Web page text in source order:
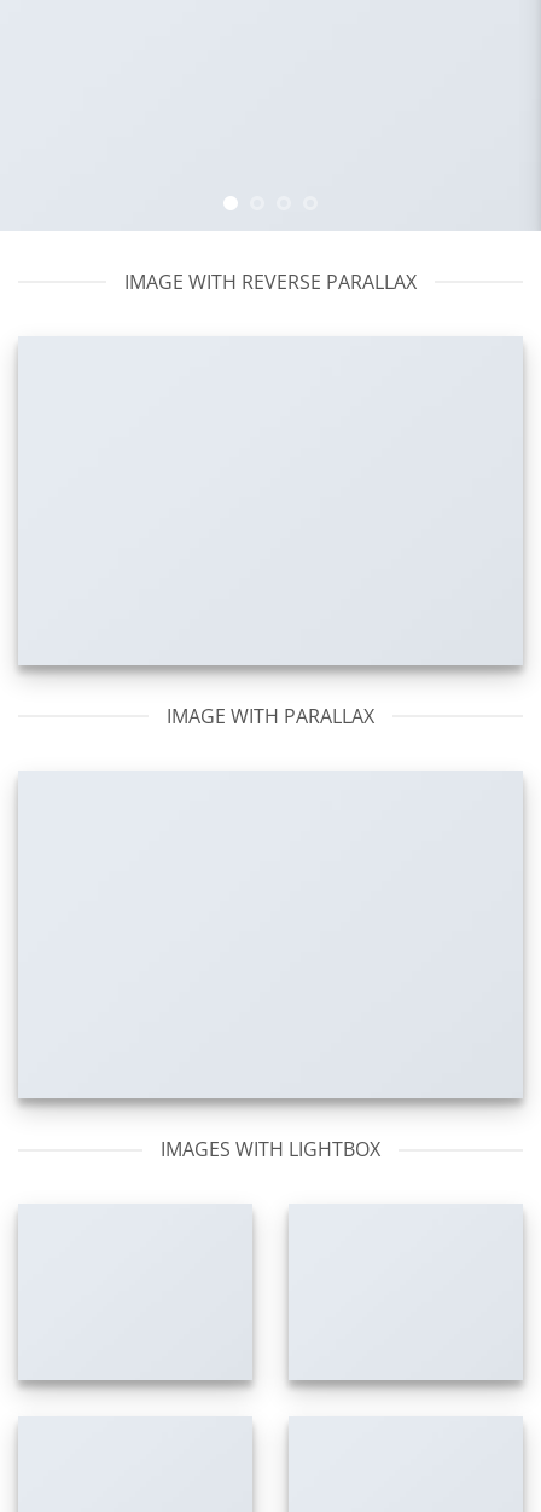
IMAGE WITH REVERSE PARALLAX
IMAGE WITH PARALLAX
IMAGES WITH LIGHTBOX